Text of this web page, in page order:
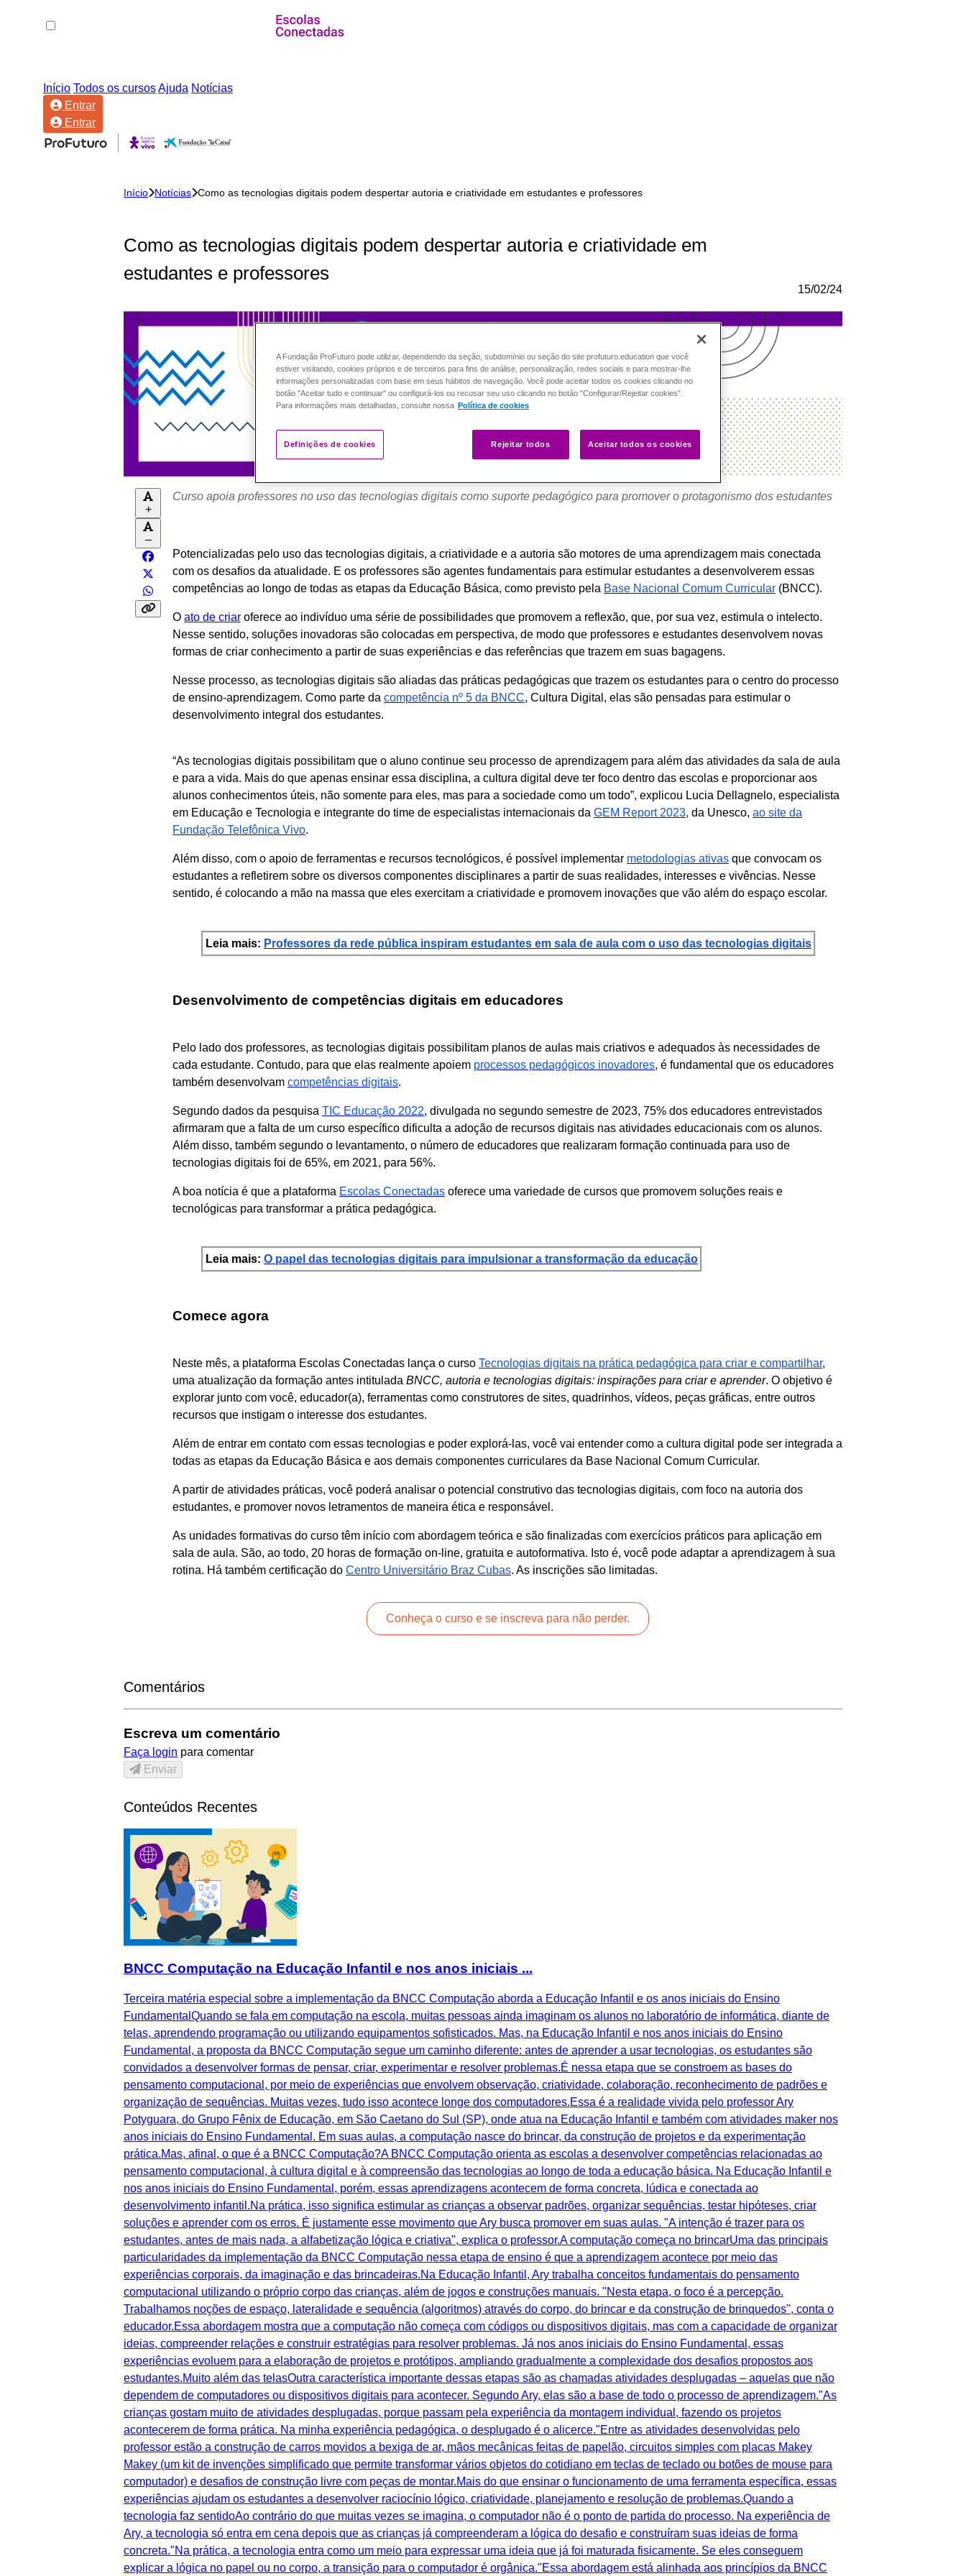
Início Todos os cursosAjuda Notícias
Entrar
Entrar
Início Notícias Como as tecnologias digitais podem despertar autoria e criatividade em estudantes e professores
Como as tecnologias digitais podem despertar autoria e criatividade em
estudantes e professores
15/02/24
+
–
Curso apoia professores no uso das tecnologias digitais como suporte pedagógico para promover o protagonismo dos estudantes
Potencializadas pelo uso das tecnologias digitais, a criatividade e a autoria são motores de uma aprendizagem mais conectada
com os desafios da atualidade. E os professores são agentes fundamentais para estimular estudantes a desenvolverem essas
competências ao longo de todas as etapas da Educação Básica, como previsto pela Base Nacional Comum Curricular (BNCC).
O ato de criar oferece ao indivíduo uma série de possibilidades que promovem a reflexão, que, por sua vez, estimula o intelecto.
Nesse sentido, soluções inovadoras são colocadas em perspectiva, de modo que professores e estudantes desenvolvem novas
formas de criar conhecimento a partir de suas experiências e das referências que trazem em suas bagagens.
Nesse processo, as tecnologias digitais são aliadas das práticas pedagógicas que trazem os estudantes para o centro do processo
de ensino-aprendizagem. Como parte da competência nº 5 da BNCC, Cultura Digital, elas são pensadas para estimular o
desenvolvimento integral dos estudantes.
“As tecnologias digitais possibilitam que o aluno continue seu processo de aprendizagem para além das atividades da sala de aula
e para a vida. Mais do que apenas ensinar essa disciplina, a cultura digital deve ter foco dentro das escolas e proporcionar aos
alunos conhecimentos úteis, não somente para eles, mas para a sociedade como um todo”, explicou Lucia Dellagnelo, especialista
em Educação e Tecnologia e integrante do time de especialistas internacionais da GEM Report 2023, da Unesco, ao site da
Fundação Telefônica Vivo.
Além disso, com o apoio de ferramentas e recursos tecnológicos, é possível implementar metodologias ativas que convocam os
estudantes a refletirem sobre os diversos componentes disciplinares a partir de suas realidades, interesses e vivências. Nesse
sentido, é colocando a mão na massa que eles exercitam a criatividade e promovem inovações que vão além do espaço escolar.
Leia mais: Professores da rede pública inspiram estudantes em sala de aula com o uso das tecnologias digitais
Desenvolvimento de competências digitais em educadores
Pelo lado dos professores, as tecnologias digitais possibilitam planos de aulas mais criativos e adequados às necessidades de
cada estudante. Contudo, para que elas realmente apoiem processos pedagógicos inovadores, é fundamental que os educadores
também desenvolvam competências digitais.
Segundo dados da pesquisa TIC Educação 2022, divulgada no segundo semestre de 2023, 75% dos educadores entrevistados
afirmaram que a falta de um curso específico dificulta a adoção de recursos digitais nas atividades educacionais com os alunos.
Além disso, também segundo o levantamento, o número de educadores que realizaram formação continuada para uso de
tecnologias digitais foi de 65%, em 2021, para 56%.
A boa notícia é que a plataforma Escolas Conectadas oferece uma variedade de cursos que promovem soluções reais e
tecnológicas para transformar a prática pedagógica.
Leia mais: O papel das tecnologias digitais para impulsionar a transformação da educação
Comece agora
Neste mês, a plataforma Escolas Conectadas lança o curso Tecnologias digitais na prática pedagógica para criar e compartilhar,
uma atualização da formação antes intitulada BNCC, autoria e tecnologias digitais: inspirações para criar e aprender. O objetivo é
explorar junto com você, educador(a), ferramentas como construtores de sites, quadrinhos, vídeos, peças gráficas, entre outros
recursos que instigam o interesse dos estudantes.
Além de entrar em contato com essas tecnologias e poder explorá-las, você vai entender como a cultura digital pode ser integrada a
todas as etapas da Educação Básica e aos demais componentes curriculares da Base Nacional Comum Curricular.
A partir de atividades práticas, você poderá analisar o potencial construtivo das tecnologias digitais, com foco na autoria dos
estudantes, e promover novos letramentos de maneira ética e responsável.
As unidades formativas do curso têm início com abordagem teórica e são finalizadas com exercícios práticos para aplicação em
sala de aula. São, ao todo, 20 horas de formação on-line, gratuita e autoformativa. Isto é, você pode adaptar a aprendizagem à sua
rotina. Há também certificação do Centro Universitário Braz Cubas. As inscrições são limitadas.
Conheça o curso e se inscreva para não perder.
Comentários
Escreva um comentário
Faça login para comentar
Enviar
Conteúdos Recentes
BNCC Computação na Educação Infantil e nos anos iniciais ...
Terceira matéria especial sobre a implementação da BNCC Computação aborda a Educação Infantil e os anos iniciais do Ensino
FundamentalQuando se fala em computação na escola, muitas pessoas ainda imaginam os alunos no laboratório de informática, diante de
telas, aprendendo programação ou utilizando equipamentos sofisticados. Mas, na Educação Infantil e nos anos iniciais do Ensino
Fundamental, a proposta da BNCC Computação segue um caminho diferente: antes de aprender a usar tecnologias, os estudantes são
convidados a desenvolver formas de pensar, criar, experimentar e resolver problemas.É nessa etapa que se constroem as bases do
pensamento computacional, por meio de experiências que envolvem observação, criatividade, colaboração, reconhecimento de padrões e
organização de sequências. Muitas vezes, tudo isso acontece longe dos computadores.Essa é a realidade vivida pelo professor Ary
Potyguara, do Grupo Fênix de Educação, em São Caetano do Sul (SP), onde atua na Educação Infantil e também com atividades maker nos
anos iniciais do Ensino Fundamental. Em suas aulas, a computação nasce do brincar, da construção de projetos e da experimentação
prática.Mas, afinal, o que é a BNCC Computação?A BNCC Computação orienta as escolas a desenvolver competências relacionadas ao
pensamento computacional, à cultura digital e à compreensão das tecnologias ao longo de toda a educação básica. Na Educação Infantil e
nos anos iniciais do Ensino Fundamental, porém, essas aprendizagens acontecem de forma concreta, lúdica e conectada ao
desenvolvimento infantil.Na prática, isso significa estimular as crianças a observar padrões, organizar sequências, testar hipóteses, criar
soluções e aprender com os erros. É justamente esse movimento que Ary busca promover em suas aulas. "A intenção é trazer para os
estudantes, antes de mais nada, a alfabetização lógica e criativa", explica o professor.A computação começa no brincarUma das principais
particularidades da implementação da BNCC Computação nessa etapa de ensino é que a aprendizagem acontece por meio das
experiências corporais, da imaginação e das brincadeiras.Na Educação Infantil, Ary trabalha conceitos fundamentais do pensamento
computacional utilizando o próprio corpo das crianças, além de jogos e construções manuais. "Nesta etapa, o foco é a percepção.
Trabalhamos noções de espaço, lateralidade e sequência (algoritmos) através do corpo, do brincar e da construção de brinquedos", conta o
educador.Essa abordagem mostra que a computação não começa com códigos ou dispositivos digitais, mas com a capacidade de organizar
ideias, compreender relações e construir estratégias para resolver problemas. Já nos anos iniciais do Ensino Fundamental, essas
experiências evoluem para a elaboração de projetos e protótipos, ampliando gradualmente a complexidade dos desafios propostos aos
estudantes.Muito além das telasOutra característica importante dessas etapas são as chamadas atividades desplugadas – aquelas que não
dependem de computadores ou dispositivos digitais para acontecer. Segundo Ary, elas são a base de todo o processo de aprendizagem."As
crianças gostam muito de atividades desplugadas, porque passam pela experiência da montagem individual, fazendo os projetos
acontecerem de forma prática. Na minha experiência pedagógica, o desplugado é o alicerce."Entre as atividades desenvolvidas pelo
professor estão a construção de carros movidos a bexiga de ar, mãos mecânicas feitas de papelão, circuitos simples com placas Makey
Makey (um kit de invenções simplificado que permite transformar vários objetos do cotidiano em teclas de teclado ou botões de mouse para
computador) e desafios de construção livre com peças de montar.Mais do que ensinar o funcionamento de uma ferramenta específica, essas
experiências ajudam os estudantes a desenvolver raciocínio lógico, criatividade, planejamento e resolução de problemas.Quando a
tecnologia faz sentidoAo contrário do que muitas vezes se imagina, o computador não é o ponto de partida do processo. Na experiência de
Ary, a tecnologia só entra em cena depois que as crianças já compreenderam a lógica do desafio e construíram suas ideias de forma
concreta."Na prática, a tecnologia entra como um meio para expressar uma ideia que já foi maturada fisicamente. Se eles conseguem
explicar a lógica no papel ou no corpo, a transição para o computador é orgânica."Essa abordagem está alinhada aos princípios da BNCC
A Fundação ProFuturo pode utilizar, dependendo da seção, subdomínio ou seção do site profuturo.education que você
estiver visitando, cookies próprios e de terceiros para fins de análise, personalização, redes sociais e para mostrar-lhe
informações personalizadas com base em seus hábitos de navegação. Você pode aceitar todos os cookies clicando no
botão "Aceitar tudo e continuar" ou configurá-los ou recusar seu uso clicando no botão "Configurar/Rejeitar cookies".
Para informações mais detalhadas, consulte nossa Política de cookies
Definições de cookies Rejeitar todos Aceitar todos os cookies